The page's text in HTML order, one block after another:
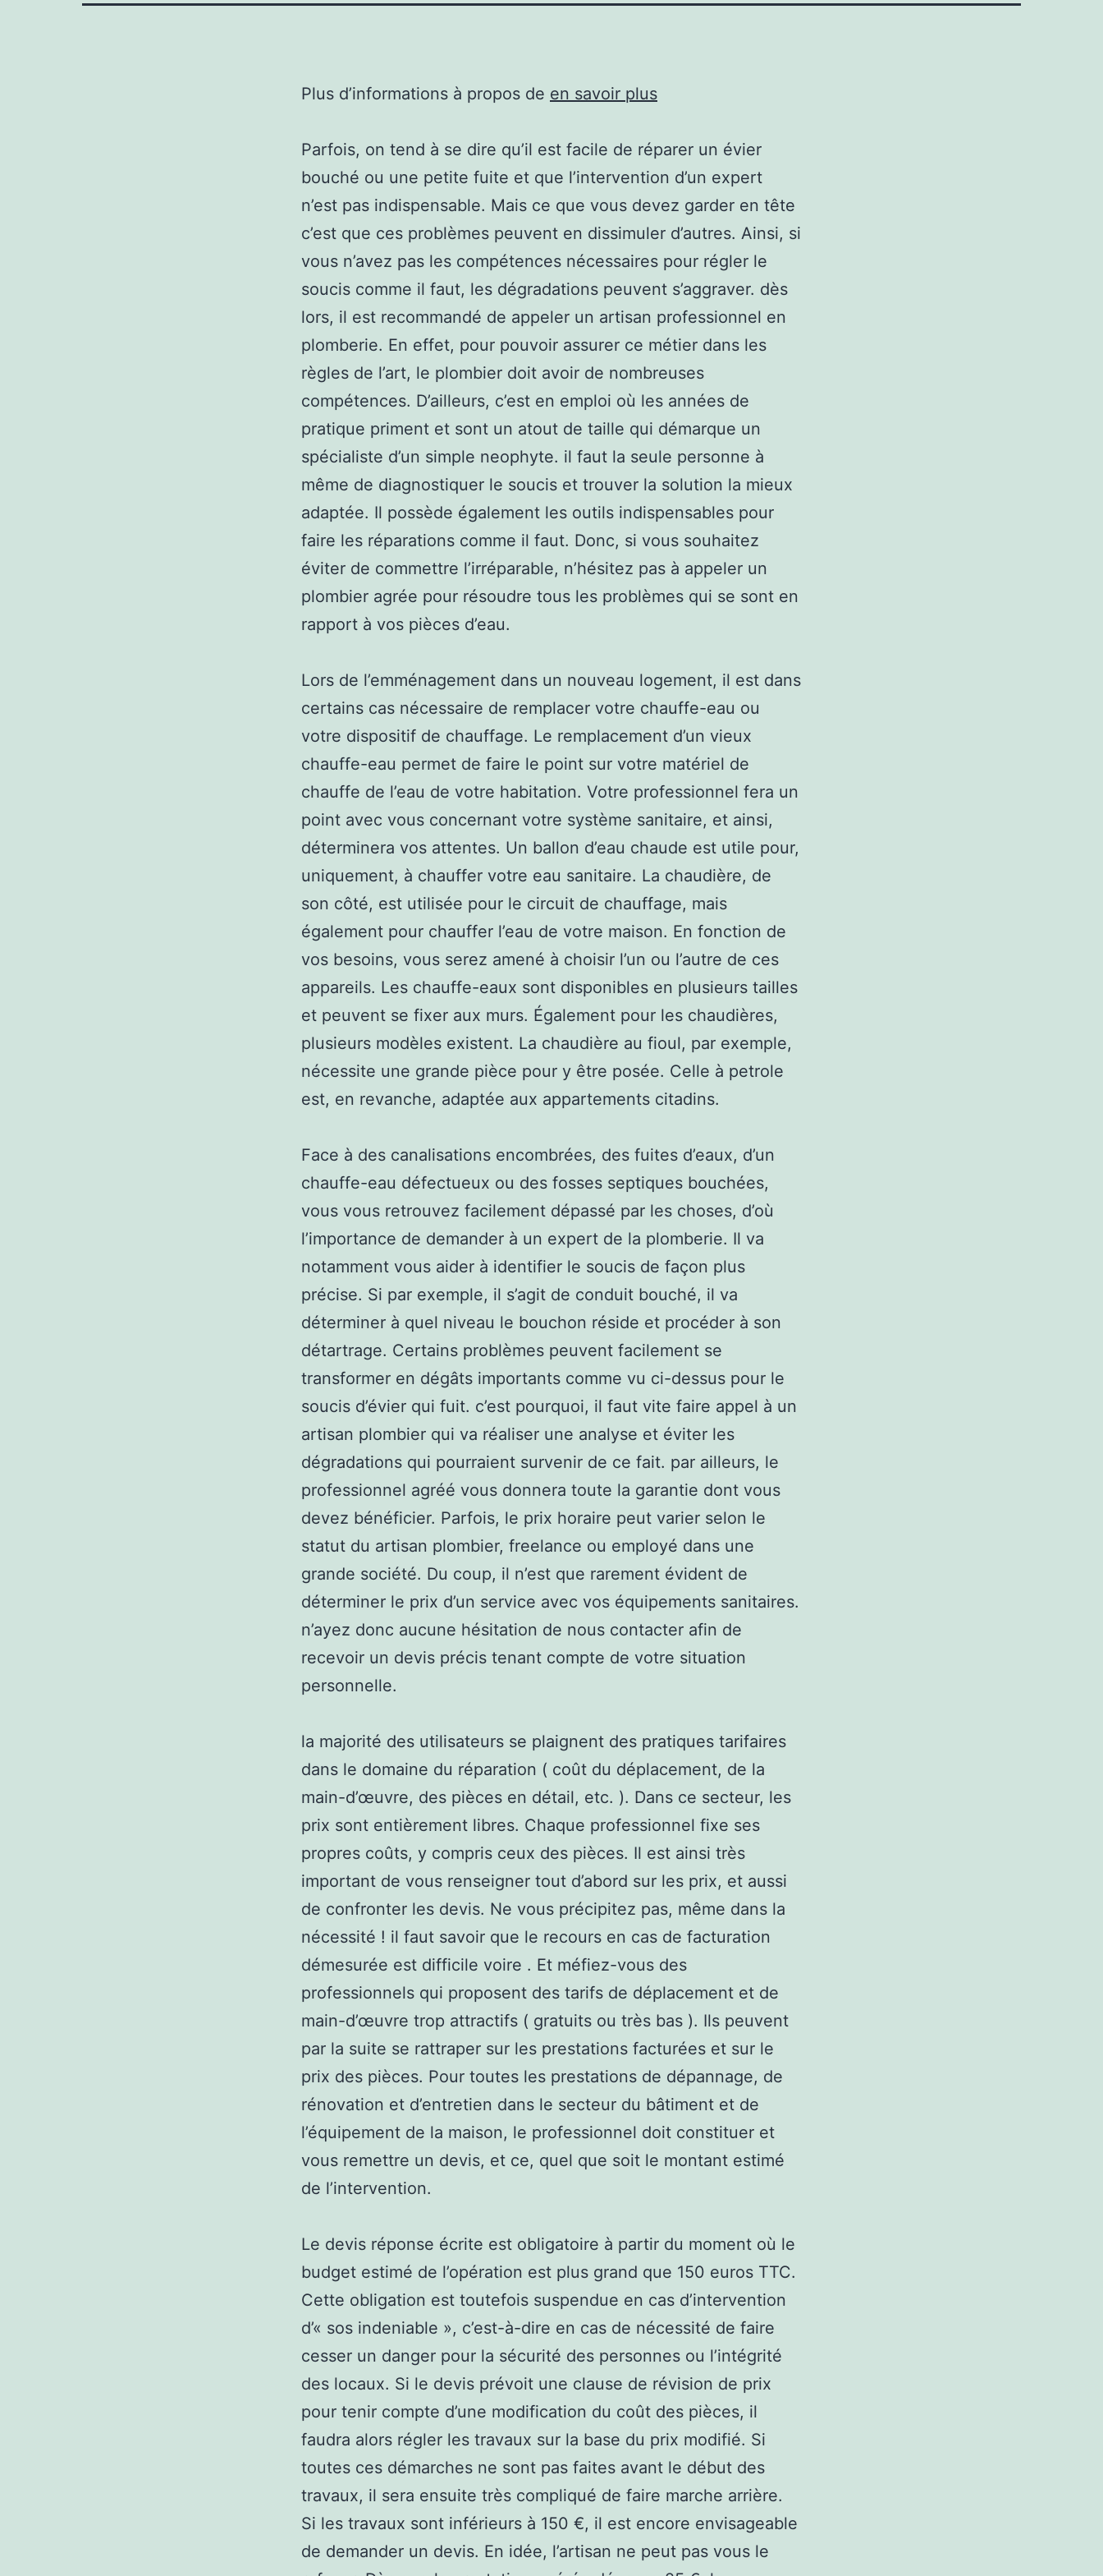
Plus d’informations à propos de en savoir plus
Parfois, on tend à se dire qu’il est facile de réparer un évier
bouché ou une petite fuite et que l’intervention d’un expert
n’est pas indispensable. Mais ce que vous devez garder en tête
c’est que ces problèmes peuvent en dissimuler d’autres. Ainsi, si
vous n’avez pas les compétences nécessaires pour régler le
soucis comme il faut, les dégradations peuvent s’aggraver. dès
lors, il est recommandé de appeler un artisan professionnel en
plomberie. En effet, pour pouvoir assurer ce métier dans les
règles de l’art, le plombier doit avoir de nombreuses
compétences. D’ailleurs, c’est en emploi où les années de
pratique priment et sont un atout de taille qui démarque un
spécialiste d’un simple neophyte. il faut la seule personne à
même de diagnostiquer le soucis et trouver la solution la mieux
adaptée. Il possède également les outils indispensables pour
faire les réparations comme il faut. Donc, si vous souhaitez
éviter de commettre l’irréparable, n’hésitez pas à appeler un
plombier agrée pour résoudre tous les problèmes qui se sont en
rapport à vos pièces d’eau.
Lors de l’emménagement dans un nouveau logement, il est dans
certains cas nécessaire de remplacer votre chauffe-eau ou
votre dispositif de chauffage. Le remplacement d’un vieux
chauffe-eau permet de faire le point sur votre matériel de
chauffe de l’eau de votre habitation. Votre professionnel fera un
point avec vous concernant votre système sanitaire, et ainsi,
déterminera vos attentes. Un ballon d’eau chaude est utile pour,
uniquement, à chauffer votre eau sanitaire. La chaudière, de
son côté, est utilisée pour le circuit de chauffage, mais
également pour chauffer l’eau de votre maison. En fonction de
vos besoins, vous serez amené à choisir l’un ou l’autre de ces
appareils. Les chauffe-eaux sont disponibles en plusieurs tailles
et peuvent se fixer aux murs. Également pour les chaudières,
plusieurs modèles existent. La chaudière au fioul, par exemple,
nécessite une grande pièce pour y être posée. Celle à petrole
est, en revanche, adaptée aux appartements citadins.
Face à des canalisations encombrées, des fuites d’eaux, d’un
chauffe-eau défectueux ou des fosses septiques bouchées,
vous vous retrouvez facilement dépassé par les choses, d’où
l’importance de demander à un expert de la plomberie. Il va
notamment vous aider à identifier le soucis de façon plus
précise. Si par exemple, il s’agit de conduit bouché, il va
déterminer à quel niveau le bouchon réside et procéder à son
détartrage. Certains problèmes peuvent facilement se
transformer en dégâts importants comme vu ci-dessus pour le
soucis d’évier qui fuit. c’est pourquoi, il faut vite faire appel à un
artisan plombier qui va réaliser une analyse et éviter les
dégradations qui pourraient survenir de ce fait. par ailleurs, le
professionnel agréé vous donnera toute la garantie dont vous
devez bénéficier. Parfois, le prix horaire peut varier selon le
statut du artisan plombier, freelance ou employé dans une
grande société. Du coup, il n’est que rarement évident de
déterminer le prix d’un service avec vos équipements sanitaires.
n’ayez donc aucune hésitation de nous contacter afin de
recevoir un devis précis tenant compte de votre situation
personnelle.
la majorité des utilisateurs se plaignent des pratiques tarifaires
dans le domaine du réparation ( coût du déplacement, de la
main-d’œuvre, des pièces en détail, etc. ). Dans ce secteur, les
prix sont entièrement libres. Chaque professionnel fixe ses
propres coûts, y compris ceux des pièces. Il est ainsi très
important de vous renseigner tout d’abord sur les prix, et aussi
de confronter les devis. Ne vous précipitez pas, même dans la
nécessité ! il faut savoir que le recours en cas de facturation
démesurée est difficile voire . Et méfiez-vous des
professionnels qui proposent des tarifs de déplacement et de
main-d’œuvre trop attractifs ( gratuits ou très bas ). Ils peuvent
par la suite se rattraper sur les prestations facturées et sur le
prix des pièces. Pour toutes les prestations de dépannage, de
rénovation et d’entretien dans le secteur du bâtiment et de
l’équipement de la maison, le professionnel doit constituer et
vous remettre un devis, et ce, quel que soit le montant estimé
de l’intervention.
Le devis réponse écrite est obligatoire à partir du moment où le
budget estimé de l’opération est plus grand que 150 euros TTC.
Cette obligation est toutefois suspendue en cas d’intervention
d’« sos indeniable », c’est-à-dire en cas de nécessité de faire
cesser un danger pour la sécurité des personnes ou l’intégrité
des locaux. Si le devis prévoit une clause de révision de prix
pour tenir compte d’une modification du coût des pièces, il
faudra alors régler les travaux sur la base du prix modifié. Si
toutes ces démarches ne sont pas faites avant le début des
travaux, il sera ensuite très compliqué de faire marche arrière.
Si les travaux sont inférieurs à 150 €, il est encore envisageable
de demander un devis. En idée, l’artisan ne peut pas vous le